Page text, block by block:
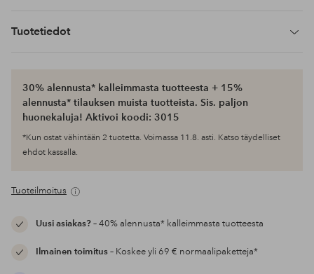
Tuotetiedot
30% alennusta* kalleimmasta tuotteesta + 15%
alennusta* tilauksen muista tuotteista. Sis. paljon
huonekaluja! Aktivoi koodi: 3015
*Kun ostat vähintään 2 tuotetta. Voimassa 11.8. asti. Katso täydelliset
ehdot kassalla.
Tuoteilmoitus
Uusi asiakas?– 40% alennusta* kalleimmasta tuotteesta
Ilmainen toimitus– Koskee yli 69 € normaalipaketteja*